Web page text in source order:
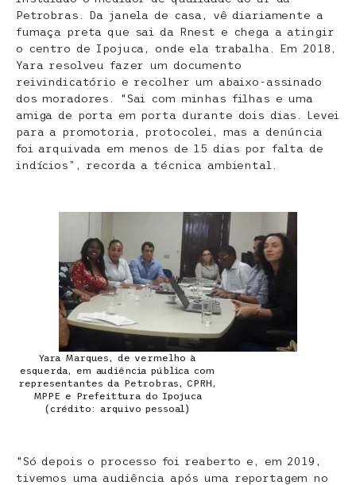
Petrobras. Da janela de casa, vê diariamente a
fumaça preta que sai da Rnest e chega a atingir
o centro de Ipojuca, onde ela trabalha. Em 2018,
Yara resolveu fazer um documento
reivindicatório e recolher um abaixo-assinado
dos moradores. “Sai com minhas filhas e uma
amiga de porta em porta durante dois dias. Levei
para a promotoria, protocolei, mas a denúncia
foi arquivada em menos de 15 dias por falta de
indícios”, recorda a técnica ambiental.
Yara Marques, de vermelho à
esquerda, em audiência pública com
representantes da Petrobras, CPRH,
MPPE e Prefeittura do Ipojuca
(crédito: arquivo pessoal)
“Só depois o processo foi reaberto e, em 2019,
tivemos uma audiência após uma reportagem no